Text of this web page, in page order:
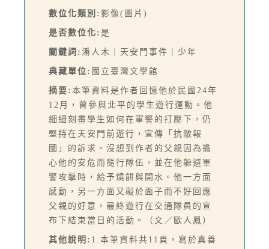
數位化類別: 影像(圖片)
是否數位化: 是
關鍵詞: 潘人木｜天安門事件｜少年
典藏單位: 國立臺灣文學館
摘要: 本筆資料是作者回憶他於民國24年
12月，曾參與北平的學生遊行運動。他
細細刻畫學生如何在軍警的打壓下，仍
堅持在天安門前遊行，宣傳「抗敵報
國」的訴求。沒想到作者的父親因為擔
心他的安危而隨行隊伍，並在他躲避軍
警攻擊時，給予燒餅與開水。他一方面
感動，另一方面又礙於面子而不好回應
父親的好意，最終遊行在交通隊員的宣
布下結束當日的活動。（文／歐人鳳）
其他說明: 1.本筆資料共11頁，寫於真善